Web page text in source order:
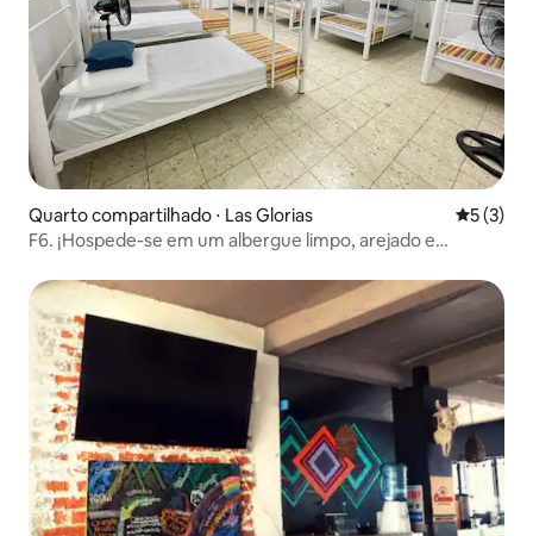
Quarto compartilhado ⋅ Las Glorias 5 de
5 (3)
F6. ¡Hospede-se em um albergue limpo, arejado e